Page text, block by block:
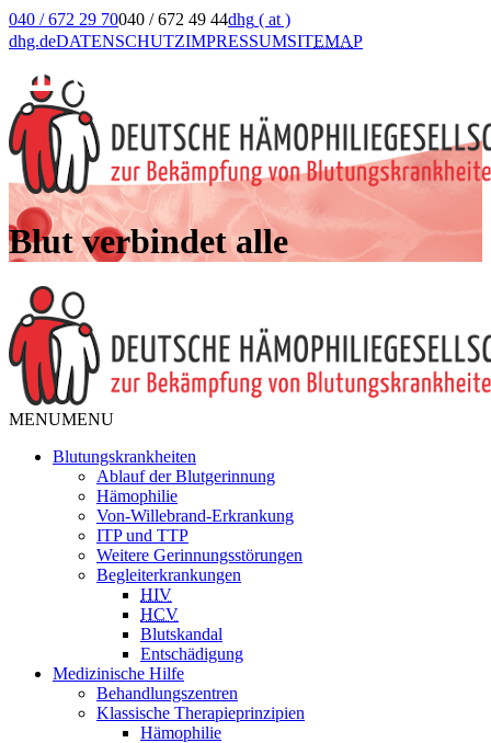
040 / 672 29 70040 / 672 49 44dhg ( at )
dhg.deDATENSCHUTZIMPRESSUMSITEMAP
Blut verbindet alle
MENUMENU
Blutungskrankheiten
Ablauf der Blutgerinnung
Hämophilie
Von-Willebrand-Erkrankung
ITP und TTP
Weitere Gerinnungsstörungen
Begleiterkrankungen
HIV
HCV
Blutskandal
Entschädigung
Medizinische Hilfe
Behandlungszentren
Klassische Therapieprinzipien
Hämophilie